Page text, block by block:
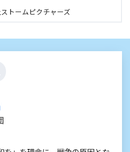
トームピクチャーズ